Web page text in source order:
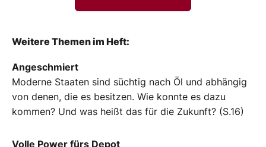
Weitere Themen im Heft:
Angeschmiert
Moderne Staaten sind süchtig nach Öl und abhängig
von denen, die es besitzen. Wie konnte es dazu
kommen? Und was heißt das für die Zukunft? (S.16)
Volle Power fürs Depot